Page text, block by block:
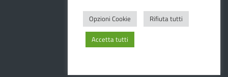
Opzioni Cookie Rifiuta tutti
Accetta tutti